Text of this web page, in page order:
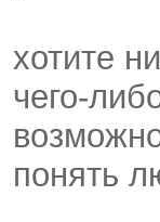
хотите
чего-
понять